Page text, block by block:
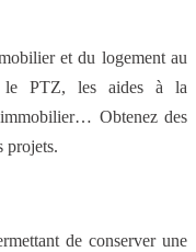
et du logement au
le PTZ, les aides à la
Obtenez des
projets.
de conserver une